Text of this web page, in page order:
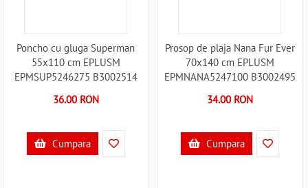
Poncho cu gluga Superman
55x110 cm EPLUSM
EPMSUP5246275 B3002514
36.00 RON
Cumpara
Prosop de plaja Nana Fur Ever
70x140 cm EPLUSM
EPMNANA5247100 B3002495
34.00 RON
Cumpara